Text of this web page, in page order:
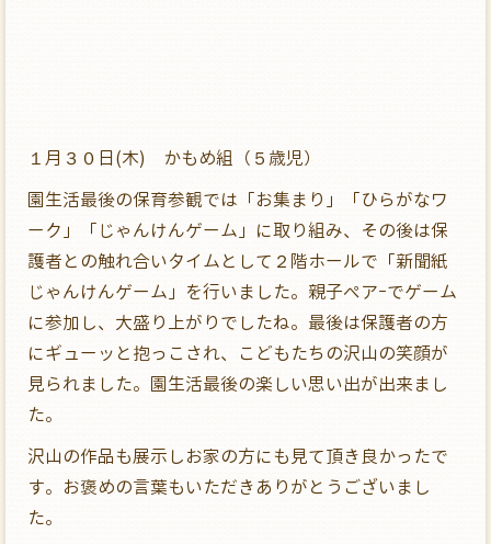
１月３０日(木) かもめ組（５歳児）
園生活最後の保育参観では「お集まり」「ひらがなワ
ーク」「じゃんけんゲーム」に取り組み、その後は保
護者との触れ合いタイムとして２階ホールで「新聞紙
じゃんけんゲーム」を行いました。親子ペアｰでゲーム
に参加し、大盛り上がりでしたね。最後は保護者の方
にギューッと抱っこされ、こどもたちの沢山の笑顔が
見られました。園生活最後の楽しい思い出が出来まし
た。
沢山の作品も展示しお家の方にも見て頂き良かったで
す。お褒めの言葉もいただきありがとうございまし
た。